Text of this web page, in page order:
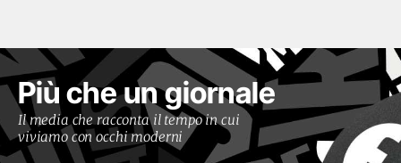
Più che un giornale
Il media che racconta il tempo in cui
viviamo con occhi moderni